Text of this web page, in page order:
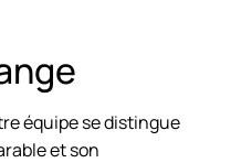
équipe se distingue
et son